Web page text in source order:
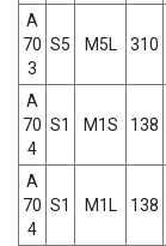
A
70
3
S5 M5L 310
A
70
4
S1 M1S 138
A
70
4
S1 M1L 138